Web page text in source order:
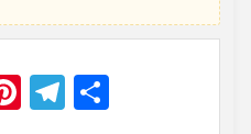
Pinterest
Telegram